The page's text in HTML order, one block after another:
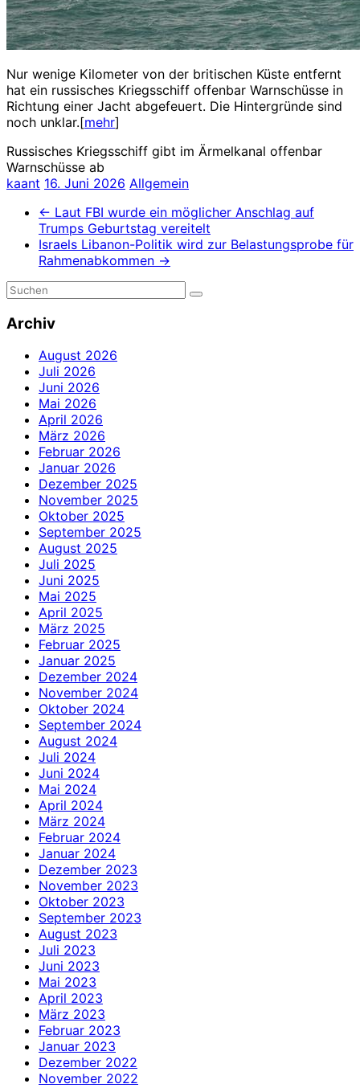
Nur wenige Kilometer von der britischen Küste entfernt
hat ein russisches Kriegsschiff offenbar Warnschüsse in
Richtung einer Jacht abgefeuert. Die Hintergründe sind
noch unklar.[mehr]
Russisches Kriegsschiff gibt im Ärmelkanal offenbar
Warnschüsse ab
kaant 16. Juni 2026 Allgemein
← Laut FBI wurde ein möglicher Anschlag auf
Trumps Geburtstag vereitelt
Israels Libanon-Politik wird zur Belastungsprobe für
Rahmenabkommen →
Archiv
August 2026
Juli 2026
Juni 2026
Mai 2026
April 2026
März 2026
Februar 2026
Januar 2026
Dezember 2025
November 2025
Oktober 2025
September 2025
August 2025
Juli 2025
Juni 2025
Mai 2025
April 2025
März 2025
Februar 2025
Januar 2025
Dezember 2024
November 2024
Oktober 2024
September 2024
August 2024
Juli 2024
Juni 2024
Mai 2024
April 2024
März 2024
Februar 2024
Januar 2024
Dezember 2023
November 2023
Oktober 2023
September 2023
August 2023
Juli 2023
Juni 2023
Mai 2023
April 2023
März 2023
Februar 2023
Januar 2023
Dezember 2022
November 2022